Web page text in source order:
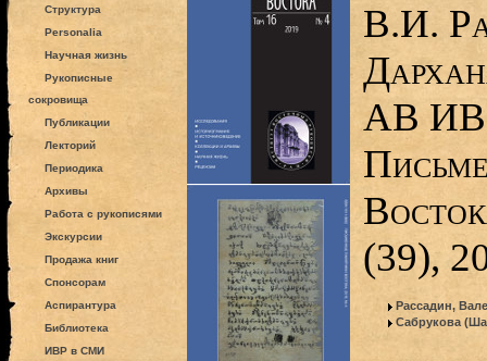
Структура
Personalia
Научная жизнь
Рукописные
сокровища
Публикации
Лекторий
Периодика
Архивы
Работа с рукописями
Экскурсии
Продажа книг
Спонсорам
Аспирантура
Библиотека
ИВР в СМИ
В.И.
АВ
(39),
Рассадин,
Сабрукова